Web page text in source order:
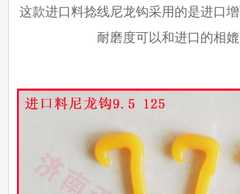
这款进口料捻线尼龙钩采用的是进口增
耐磨度可以和进口的相媲